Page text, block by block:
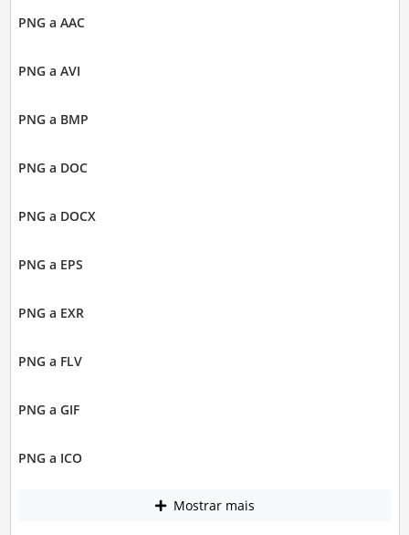
PNG a AAC
PNG a AVI
PNG a BMP
PNG a DOC
PNG a DOCX
PNG a EPS
PNG a EXR
PNG a FLV
PNG a GIF
PNG a ICO
Mostrar mais